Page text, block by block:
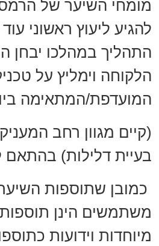
מומחי השיער של
להגיע ליעוץ ראשוני
התהליך במהלכו יבחן
הלקוחה וימליץ על
המועדפת/המתאימה
(קיים מגוון רחב
בעיית דלילות) בהתאם
כמובן שתוספות השיער
משתמשים הינן
מיוחדות וידועות